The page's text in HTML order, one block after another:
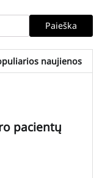
Paieška
naujienos
pacientų